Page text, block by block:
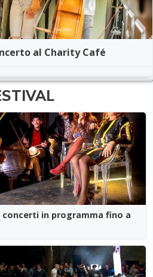
al Charity Café
in programma fino a